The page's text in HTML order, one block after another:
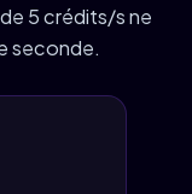
5 crédits/s ne
seconde.